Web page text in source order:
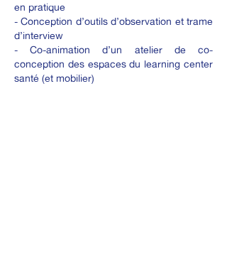
en pratique
- Conception d’outils d’observation et trame
d’interview
- Co-animation d’un atelier de co-
conception des espaces du learning center
santé (et mobilier)